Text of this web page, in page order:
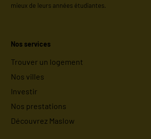
mieux de leurs années étudiantes.
Nos services
Trouver un logement
Nos villes
Investir
Nos prestations
Découvrez Maslow